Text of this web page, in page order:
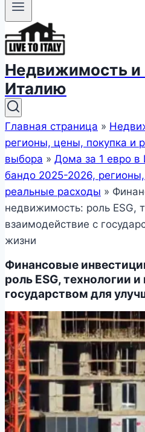
Недвижимость и
Италию
Главная страница »
регионы, цены, покупка и
выбора » Дома за 1 евро в
бандо 2025-2026,
реальные расходы »
недвижимость: роль ESG,
взаимодействие с
жизни
Финансовые
роль ESG, технологии
государством для